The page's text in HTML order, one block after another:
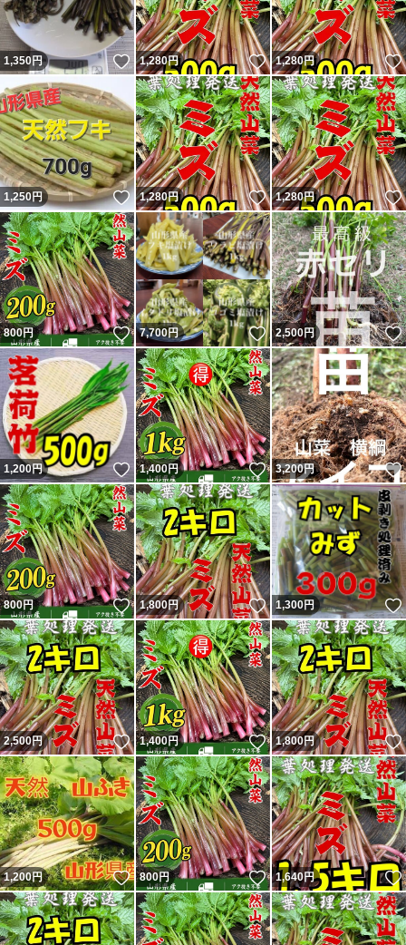
1,350円 いいね！
1,280円 いいね！
1,280円
1,250円 いいね！
1,280円 いいね！
1,280円
800円 いいね！
7,700円 いいね！
2,500円
1,200円 いいね！
1,400円 いいね！
3,200円
800円 いいね！
1,800円 いいね！
1,300円
2,500円 いいね！
1,400円 いいね！
1,800円
1,200円 いいね！
800円 いいね！
1,640円